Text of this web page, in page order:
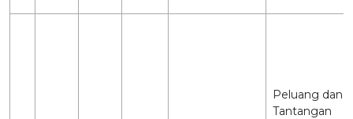
Peluang dan
Tantangan